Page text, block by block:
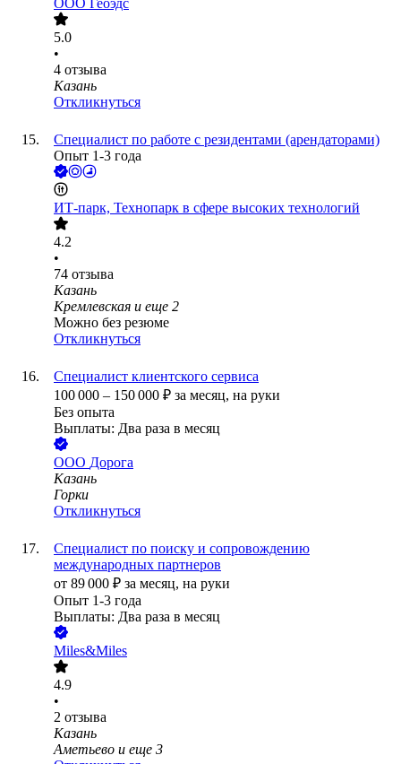
ООО Геоэдс
5.0
•
4 отзыва
Казань
Откликнуться
Специалист по работе с резидентами (арендаторами)
Опыт 1-3 года
ИТ-парк, Технопарк в сфере высоких технологий
4.2
•
74 отзыва
Казань
Кремлевская и еще 2
Можно без резюме
Откликнуться
Специалист клиентского сервиса
100 000 – 150 000 ₽ за месяц, на руки
Без опыта
Выплаты: Два раза в месяц
ООО Дорога
Казань
Горки
Откликнуться
Специалист по поиску и сопровождению
международных партнеров
от 89 000 ₽ за месяц, на руки
Опыт 1-3 года
Выплаты: Два раза в месяц
Miles&Miles
4.9
•
2 отзыва
Казань
Аметьево и еще 3